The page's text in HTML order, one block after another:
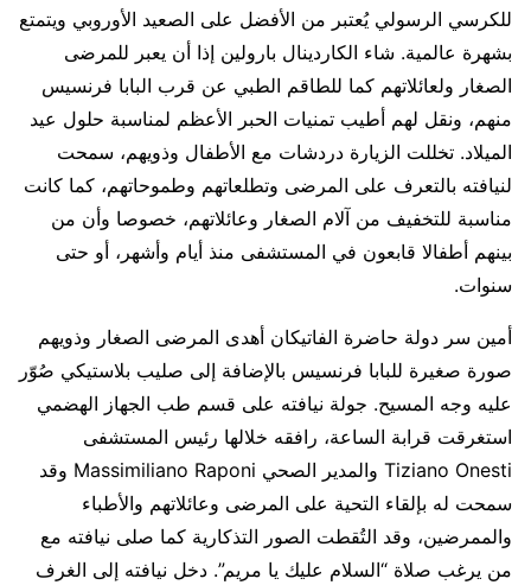
للكرسي الرسولي يُعتبر من الأفضل على الصعيد الأوروبي ويتمتع
بشهرة عالمية. شاء الكاردينال بارولين إذا أن يعبر للمرضى
الصغار ولعائلاتهم كما للطاقم الطبي عن قرب البابا فرنسيس
منهم، ونقل لهم أطيب تمنيات الحبر الأعظم لمناسبة حلول عيد
الميلاد. تخللت الزيارة دردشات مع الأطفال وذويهم، سمحت
لنيافته بالتعرف على المرضى وتطلعاتهم وطموحاتهم، كما كانت
مناسبة للتخفيف من آلام الصغار وعائلاتهم، خصوصا وأن من
بينهم أطفالا قابعون في المستشفى منذ أيام وأشهر، أو حتى
سنوات.
أمين سر دولة حاضرة الفاتيكان أهدى المرضى الصغار وذويهم
صورة صغيرة للبابا فرنسيس بالإضافة إلى صليب بلاستيكي صُوّر
عليه وجه المسيح. جولة نيافته على قسم طب الجهاز الهضمي
استغرقت قرابة الساعة، رافقه خلالها رئيس المستشفى
Tiziano Onesti والمدير الصحي Massimiliano Raponi وقد
سمحت له بإلقاء التحية على المرضى وعائلاتهم والأطباء
والممرضين، وقد التُقطت الصور التذكارية كما صلى نيافته مع
من يرغب صلاة “السلام عليك يا مريم”. دخل نيافته إلى الغرف